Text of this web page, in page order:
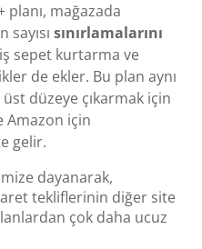
planı, mağazada
sayısısınırlamalarını
sepet kurtarma ve
de ekler. Bu plan aynı
düzeye çıkarmak için
Amazon için
gelir.
dayanarak,
tekliflerinin diğer site
çok daha ucuz